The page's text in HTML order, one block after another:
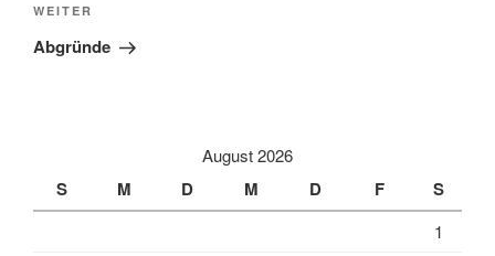
Nächster
Beitrag
WEITER
Abgründe
August 2026
S M D M D F S
1